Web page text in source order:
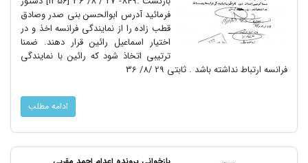
فرمائید آدرس ابوالحسن بنی صدر وصادق
قطب زاده را از نمایندگی فرانسه اخذ و در
اختیار اسماعیل رائین قرار دهند. ضمنا
ترتیبی اتخاذ شود که رائین با نمایندگی
فرانسه ارتباط نداشته باشد . ثابتی 29 /8/ 36
ادامه مطلب